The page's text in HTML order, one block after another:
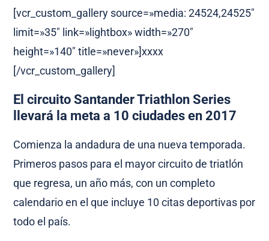
[vcr_custom_gallery source=»media: 24524,24525″
limit=»35″ link=»lightbox» width=»270″
height=»140″ title=»never»]xxxx
[/vcr_custom_gallery]
El circuito Santander Triathlon Series
llevará la meta a 10 ciudades en 2017
Comienza la andadura de una nueva temporada.
Primeros pasos para el mayor circuito de triatlón
que regresa, un año más, con un completo
calendario en el que incluye 10 citas deportivas por
todo el país.